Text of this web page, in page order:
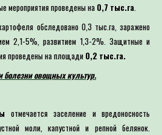
мероприятия проведены на 0,7 тыс.га
обследовано 0,3 тыс.га, заражено
2,1-5%, развитием 1,3-2%. Защитные и
проведены на площади 0,2 тыс.га.
болезни овощных культур.
отмечается заселение и вредоносность
моли, капустной и репной белянок.